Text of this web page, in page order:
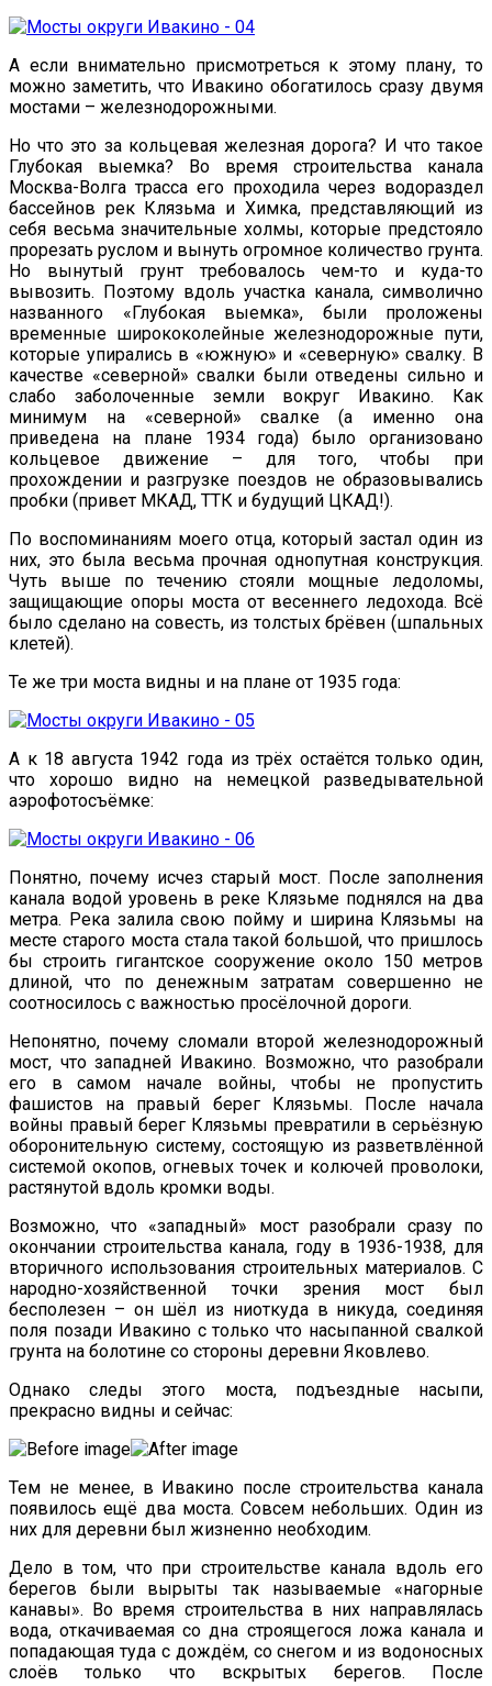
А если внимательно присмотреться к этому плану, то
можно заметить, что Ивакино обогатилось сразу двумя
мостами – железнодорожными.
Но что это за кольцевая железная дорога? И что такое
Глубокая выемка? Во время строительства канала
Москва-Волга трасса его проходила через водораздел
бассейнов рек Клязьма и Химка, представляющий из
себя весьма значительные холмы, которые предстояло
прорезать руслом и вынуть огромное количество грунта.
Но вынутый грунт требовалось чем-то и куда-то
вывозить. Поэтому вдоль участка канала, символично
названного «Глубокая выемка», были проложены
временные ширококолейные железнодорожные пути,
которые упирались в «южную» и «северную» свалку. В
качестве «северной» свалки были отведены сильно и
слабо заболоченные земли вокруг Ивакино. Как
минимум на «северной» свалке (а именно она
приведена на плане 1934 года) было организовано
кольцевое движение – для того, чтобы при
прохождении и разгрузке поездов не образовывались
пробки (привет МКАД, ТТК и будущий ЦКАД!).
По воспоминаниям моего отца, который застал один из
них, это была весьма прочная однопутная конструкция.
Чуть выше по течению стояли мощные ледоломы,
защищающие опоры моста от весеннего ледохода. Всё
было сделано на совесть, из толстых брёвен (шпальных
клетей).
Те же три моста видны и на плане от 1935 года:
А к 18 августа 1942 года из трёх остаётся только один,
что хорошо видно на немецкой разведывательной
аэрофотосъёмке:
Понятно, почему исчез старый мост. После заполнения
канала водой уровень в реке Клязьме поднялся на два
метра. Река залила свою пойму и ширина Клязьмы на
месте старого моста стала такой большой, что пришлось
бы строить гигантское сооружение около 150 метров
длиной, что по денежным затратам совершенно не
соотносилось с важностью просёлочной дороги.
Непонятно, почему сломали второй железнодорожный
мост, что западней Ивакино. Возможно, что разобрали
его в самом начале войны, чтобы не пропустить
фашистов на правый берег Клязьмы. После начала
войны правый берег Клязьмы превратили в серьёзную
оборонительную систему, состоящую из разветвлённой
системой окопов, огневых точек и колючей проволоки,
растянутой вдоль кромки воды.
Возможно, что «западный» мост разобрали сразу по
окончании строительства канала, году в 1936-1938, для
вторичного использования строительных материалов. С
народно-хозяйственной точки зрения мост был
бесполезен – он шёл из ниоткуда в никуда, соединяя
поля позади Ивакино с только что насыпанной свалкой
грунта на болотине со стороны деревни Яковлево.
Однако следы этого моста, подъездные насыпи,
прекрасно видны и сейчас:
Тем не менее, в Ивакино после строительства канала
появилось ещё два моста. Совсем небольших. Один из
них для деревни был жизненно необходим.
Дело в том, что при строительстве канала вдоль его
берегов были вырыты так называемые «нагорные
канавы». Во время строительства в них направлялась
вода, откачиваемая со дна строящегося ложа канала и
попадающая туда с дождём, со снегом и из водоносных
слоёв только что вскрытых берегов. После